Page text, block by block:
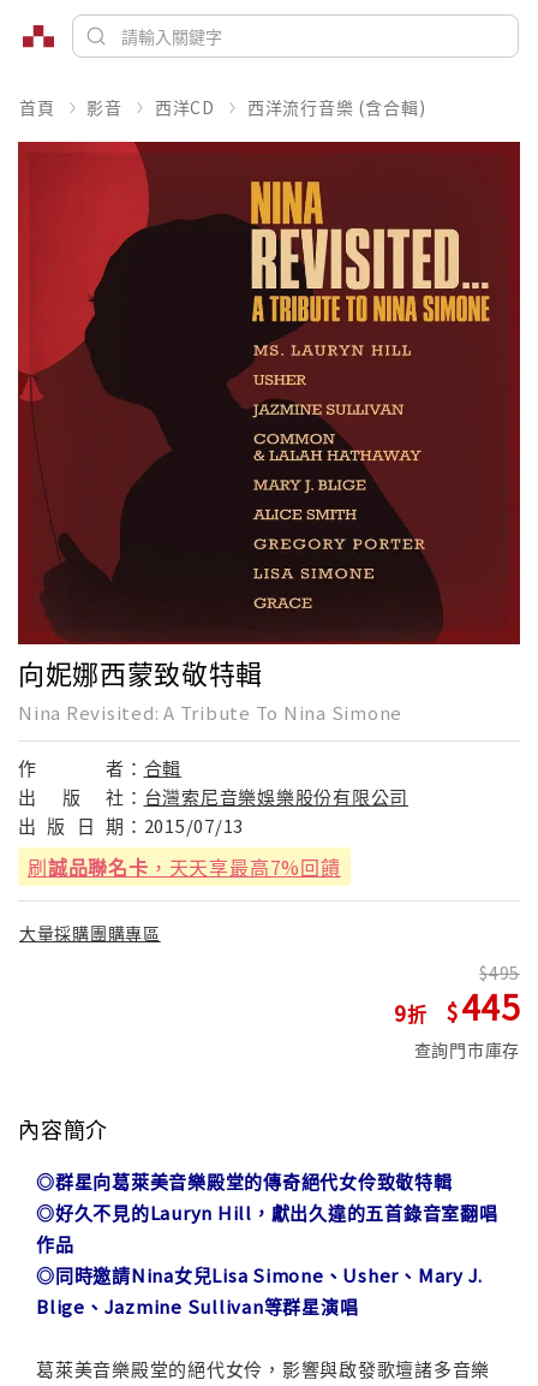
首頁 影音 西洋CD 西洋流行音樂 (含合輯)
向妮娜西蒙致敬特輯
Nina Revisited: A Tribute To Nina Simone
作 者： 合輯
出
版 社： 台灣索尼音樂娛樂股份有限公司
出 版 日 期： 2015/07/13
刷誠品聯名卡 ，天天享最高7%回饋
大量採購團購專區
9
495
445
查詢門市庫存
內容簡介
◎群星向葛萊美音樂殿堂的傳奇絕代女伶致敬特輯
◎好久不見的Lauryn Hill，獻出久違的五首錄音室翻唱
作品
◎同時邀請Nina女兒Lisa Simone、Usher、Mary J.
Blige、Jazmine Sullivan等群星演唱
葛萊美音樂殿堂的絕代女伶，影響與啟發歌壇諸多音樂